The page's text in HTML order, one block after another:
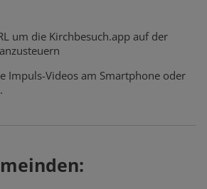
um die Kirchbesuch.app auf der
Impuls-Videos am Smartphone oder